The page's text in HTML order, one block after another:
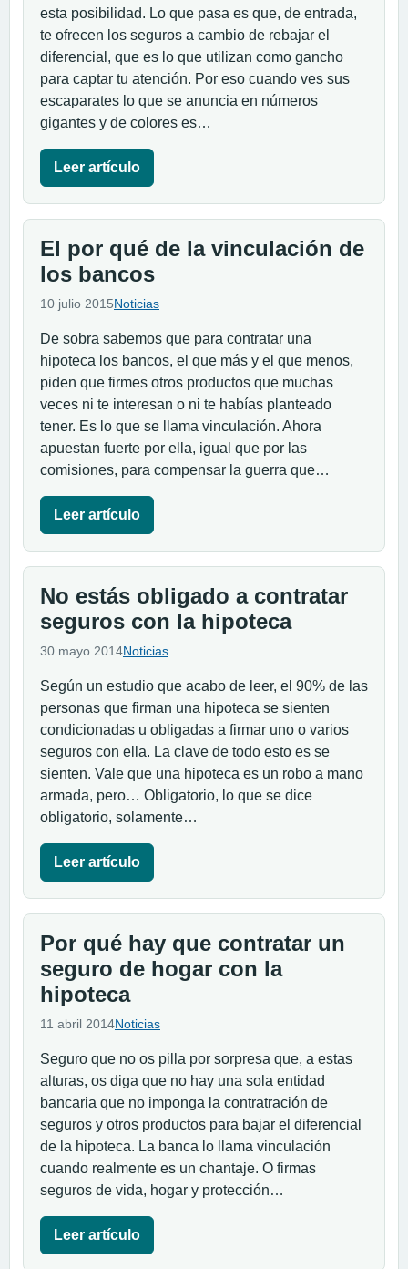
esta posibilidad. Lo que pasa es que, de entrada,
te ofrecen los seguros a cambio de rebajar el
diferencial, que es lo que utilizan como gancho
para captar tu atención. Por eso cuando ves sus
escaparates lo que se anuncia en números
gigantes y de colores es…
Leer artículo
El por qué de la vinculación de
los bancos
10 julio 2015Noticias
De sobra sabemos que para contratar una
hipoteca los bancos, el que más y el que menos,
piden que firmes otros productos que muchas
veces ni te interesan o ni te habías planteado
tener. Es lo que se llama vinculación. Ahora
apuestan fuerte por ella, igual que por las
comisiones, para compensar la guerra que…
Leer artículo
No estás obligado a contratar
seguros con la hipoteca
30 mayo 2014Noticias
Según un estudio que acabo de leer, el 90% de las
personas que firman una hipoteca se sienten
condicionadas u obligadas a firmar uno o varios
seguros con ella. La clave de todo esto es se
sienten. Vale que una hipoteca es un robo a mano
armada, pero… Obligatorio, lo que se dice
obligatorio, solamente…
Leer artículo
Por qué hay que contratar un
seguro de hogar con la
hipoteca
11 abril 2014Noticias
Seguro que no os pilla por sorpresa que, a estas
alturas, os diga que no hay una sola entidad
bancaria que no imponga la contratración de
seguros y otros productos para bajar el diferencial
de la hipoteca. La banca lo llama vinculación
cuando realmente es un chantaje. O firmas
seguros de vida, hogar y protección…
Leer artículo